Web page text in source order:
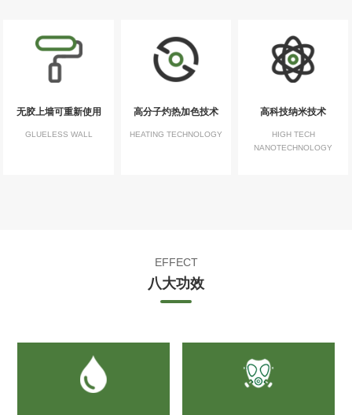
无胶上墙可重新使用
GLUELESS WALL
高分子灼热加色技术
HEATING TECHNOLOGY
高科技纳米技术
HIGH TECH
NANOTECHNOLOGY
EFFECT
八大功效